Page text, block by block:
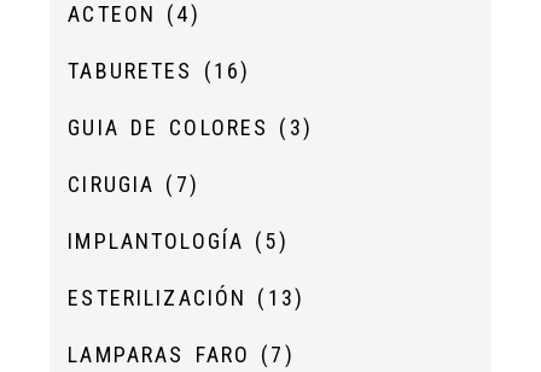
ACTEON (4)
TABURETES (16)
GUIA DE COLORES (3)
CIRUGIA (7)
IMPLANTOLOGÍA (5)
ESTERILIZACIÓN (13)
LAMPARAS FARO (7)